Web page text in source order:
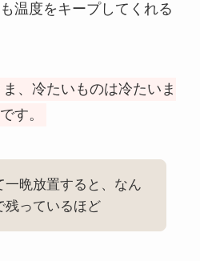
温度をキープしてくれる
、冷たいものは冷たいま
す。
一晩放置すると、なん
残っているほど